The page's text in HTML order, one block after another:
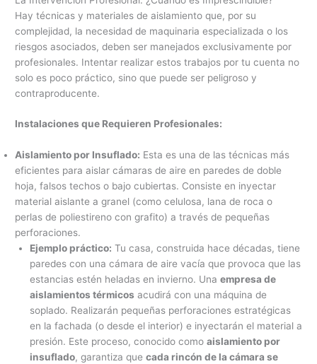
Hay técnicas y materiales de aislamiento que, por su
complejidad, la necesidad de maquinaria especializada o los
riesgos asociados, deben ser manejados exclusivamente por
profesionales. Intentar realizar estos trabajos por tu cuenta no
solo es poco práctico, sino que puede ser peligroso y
contraproducente.
Instalaciones que Requieren Profesionales:
Aislamiento por Insuflado: Esta es una de las técnicas más
eficientes para aislar cámaras de aire en paredes de doble
hoja, falsos techos o bajo cubiertas. Consiste en inyectar
material aislante a granel (como celulosa, lana de roca o
perlas de poliestireno con grafito) a través de pequeñas
perforaciones.
Ejemplo práctico: Tu casa, construida hace décadas, tiene
paredes con una cámara de aire vacía que provoca que las
estancias estén heladas en invierno. Una empresa de
aislamientos térmicos acudirá con una máquina de
soplado. Realizarán pequeñas perforaciones estratégicas
en la fachada (o desde el interior) e inyectarán el material a
presión. Este proceso, conocido como aislamiento por
insuflado, garantiza que cada rincón de la cámara se